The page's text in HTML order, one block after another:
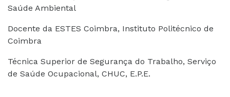
Saúde Ambiental
Docente da ESTES Coimbra, Instituto Politécnico de
Coimbra
Técnica Superior de Segurança do Trabalho, Serviço
de Saúde Ocupacional, CHUC, E.P.E.